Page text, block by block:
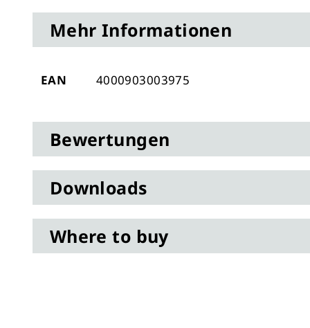
Anfang
Bildergalerie
Mehr Informationen
Mehr
EAN 4000903003975
Bewertungen
Downloads
Where to buy